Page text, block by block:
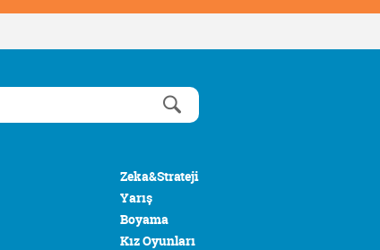
Zeka&Strateji
Yarış
Boyama
Kız Oyunları